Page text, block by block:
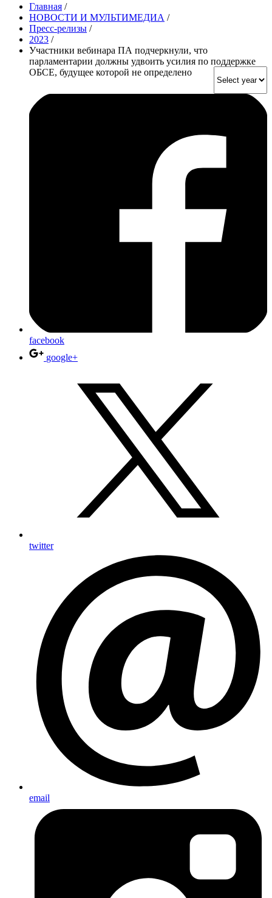
Главная /
НОВОСТИ И МУЛЬТИМЕДИА /
Пресс-релизы /
2023 /
Участники вебинара ПА подчеркнули, что
парламентарии должны удвоить усилия по поддержке
ОБСЕ, будущее которой не определено
facebook
google+
twitter
email